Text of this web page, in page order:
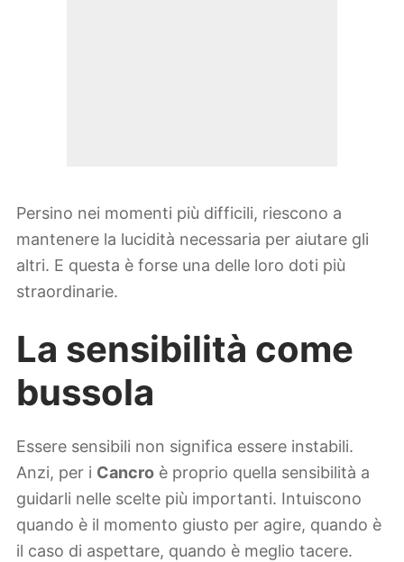
Persino nei momenti più difficili, riescono a
mantenere la lucidità necessaria per aiutare gli
altri. E questa è forse una delle loro doti più
straordinarie.
La sensibilità come
bussola
Essere sensibili non significa essere instabili.
Anzi, per i Cancro è proprio quella sensibilità a
guidarli nelle scelte più importanti. Intuiscono
quando è il momento giusto per agire, quando è
il caso di aspettare, quando è meglio tacere.